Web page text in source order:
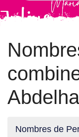
Nombres de